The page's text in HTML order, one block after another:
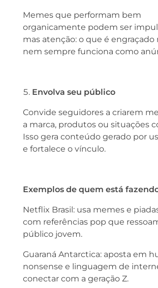
Memes que performam bem
organicamente podem ser
mas atenção: o que é engraçado
nem sempre funciona como
Envolva seu público
Convide seguidores a criarem
a marca, produtos ou situações
Isso gera conteúdo gerado por
e fortalece o vínculo.
Exemplos de quem está
Netflix Brasil: usa memes e
com referências pop que
público jovem.
Guaraná Antarctica: aposta em
nonsense e linguagem de
conectar com a geração Z.